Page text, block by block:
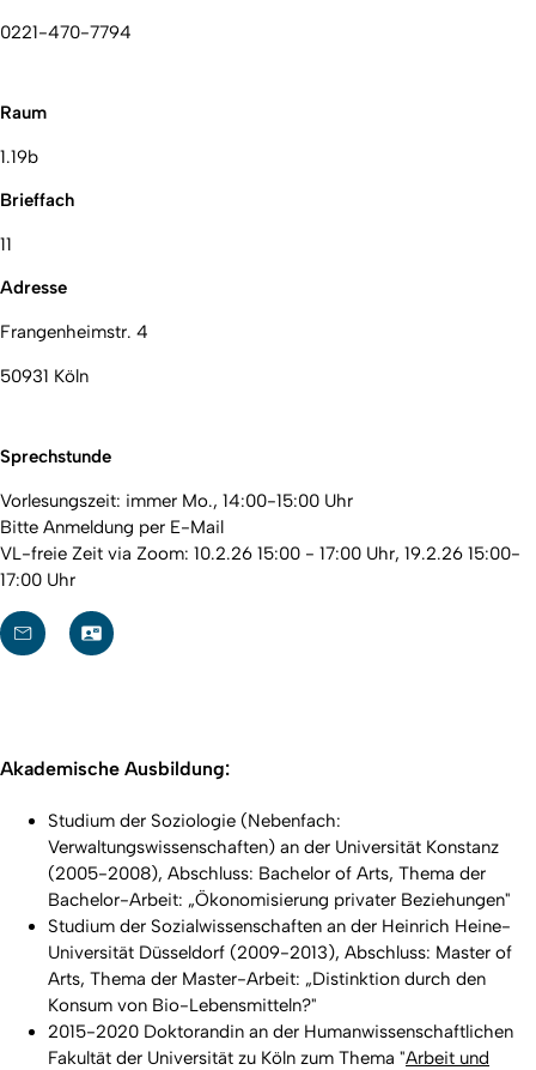
0221-470-7794
Raum
1.19b
Brieffach
11
Adresse
Frangenheimstr. 4
50931 Köln
Sprechstunde
Vorlesungszeit: immer Mo., 14:00-15:00 Uhr
Bitte Anmeldung per E-Mail
VL-freie Zeit via Zoom: 10.2.26 15:00 - 17:00 Uhr, 19.2.26 15:00-
17:00 Uhr
Akademische Ausbildung:
Studium der Soziologie (Nebenfach:
Verwaltungswissenschaften) an der Universität Konstanz
(2005-2008), Abschluss: Bachelor of Arts, Thema der
Bachelor-Arbeit: „Ökonomisierung privater Beziehungen"
Studium der Sozialwissenschaften an der Heinrich Heine-
Universität Düsseldorf (2009-2013), Abschluss: Master of
Arts, Thema der Master-Arbeit: „Distinktion durch den
Konsum von Bio-Lebensmitteln?"
2015-2020 Doktorandin an der Humanwissenschaftlichen
Fakultät der Universität zu Köln zum Thema "Arbeit und